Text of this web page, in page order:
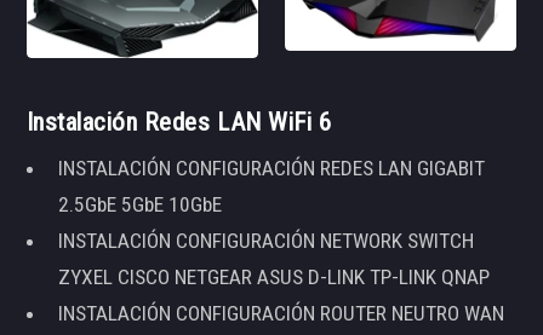
Instalación Redes LAN WiFi 6
INSTALACIÓN CONFIGURACIÓN REDES LAN GIGABIT
2.5GbE 5GbE 10GbE
INSTALACIÓN CONFIGURACIÓN NETWORK SWITCH
ZYXEL CISCO NETGEAR ASUS D-LINK TP-LINK QNAP
INSTALACIÓN CONFIGURACIÓN ROUTER NEUTRO WAN